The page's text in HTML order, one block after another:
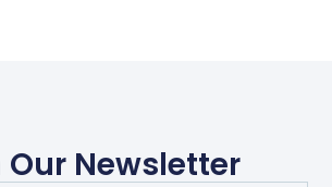
Our Newsletter